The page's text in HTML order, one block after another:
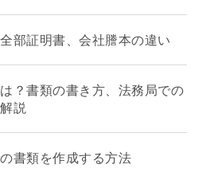
部証明書、会社謄本の違い
？書類の書き方、法務局での
説
書類を作成する方法